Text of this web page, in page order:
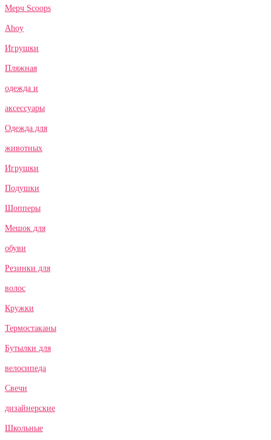
Мерч Scoops
Ahoy
Игрушки
Пляжная
одежда и
аксессуары
Одежда для
животных
Игрушки
Подушки
Шопперы
Мешок для
обуви
Резинки для
волос
Кружки
Термостаканы
Бутылки для
велосипеда
Свечи
дизайнерские
Школьные